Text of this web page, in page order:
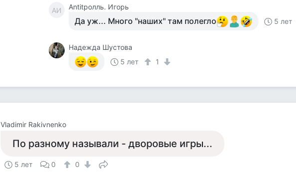
AИ Antitролль. Игорь
Да уж... Много "наших" там полегло 5 лет
Надежда Шустова
5 лет
1
Vladimir Rakivnenko
По разному называли - дворовые игры...
5 лет 0 0